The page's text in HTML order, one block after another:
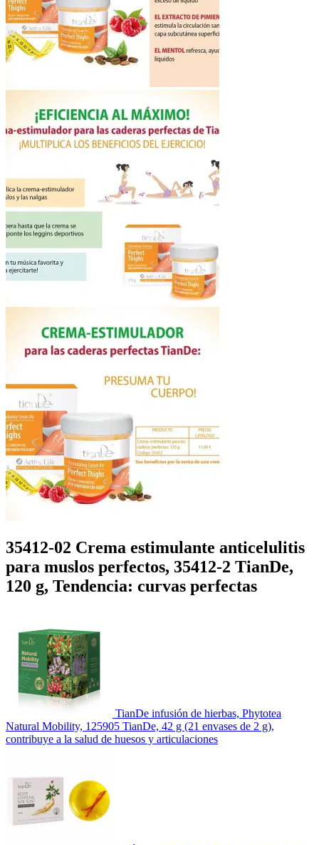
35412-02 Crema estimulante anticelulitis
para muslos perfectos, 35412-2 TianDe,
120 g, Tendencia: curvas perfectas
TianDe infusión de hierbas, Phytotea
Natural Mobility, 125905 TianDe, 42 g (21 envases de 2 g),
contribuye a la salud de huesos y articulaciones